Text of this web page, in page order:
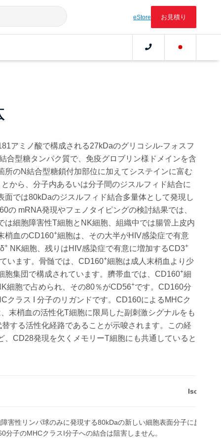
eStore お見積り
アミノ酸で構成される27kDaのグリコシル‐フォスフ
合型糖タンパク質で、免疫グロブリン様ドメインを含
所のN結合型糖鎖付加部位に加えてシステインに富む
から、分子内あるいは分子間のジスルフィド結合に
面では80kDaのジスルフィド結合多量体として発現し
の mRNA発現やフェノタイピングの検討結果では、
は細胞障害性T細胞とNK細胞、組織中では腸管上皮内
梢血のCD160+細胞は、その大半がHIV感染症で有意
+ NK細胞、残りはHIV感染症で有意に増加するCD3+
います。骨髄では、CD160+細胞は成人末梢血より少
胞集団で構成されています。臍帯血では、CD160+細
細胞で占められ、その80％がCD56+です。CD160分
クラス I 分子のリガンドです。CD160によるMHCク
末梢血の活性化T細胞に限局した副刺激シグナルをも
する活性化経路であることが示唆されます。この経
、CD28発現を欠くメモリーT細胞にも共通していると
Isotype:
害性リンパ球のみに発現する80kDaの新しい細胞表面分子に反応す
分子のMHCクラスI分子への結合は阻害しません。